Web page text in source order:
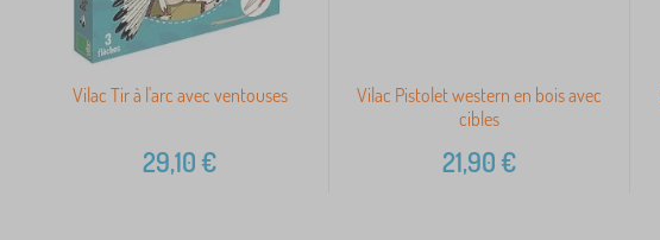
Vilac Tir à l'arc avec ventouses
29,10€
Vilac Pistolet western en bois avec
cibles
21,90€